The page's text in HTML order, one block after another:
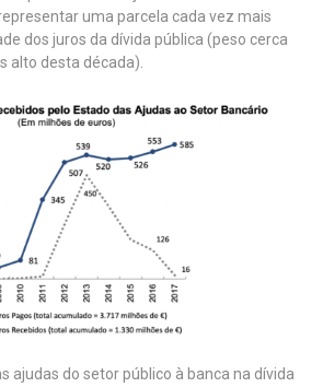
uma parcela cada vez mais
dos juros da dívida pública (peso cerca
alto desta década).
ajudas do setor público à banca na dívida